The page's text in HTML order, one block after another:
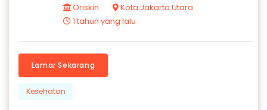
Oriskin
Kota Jakarta Utara
1 tahun yang lalu
Lamar Sekarang
Kesehatan